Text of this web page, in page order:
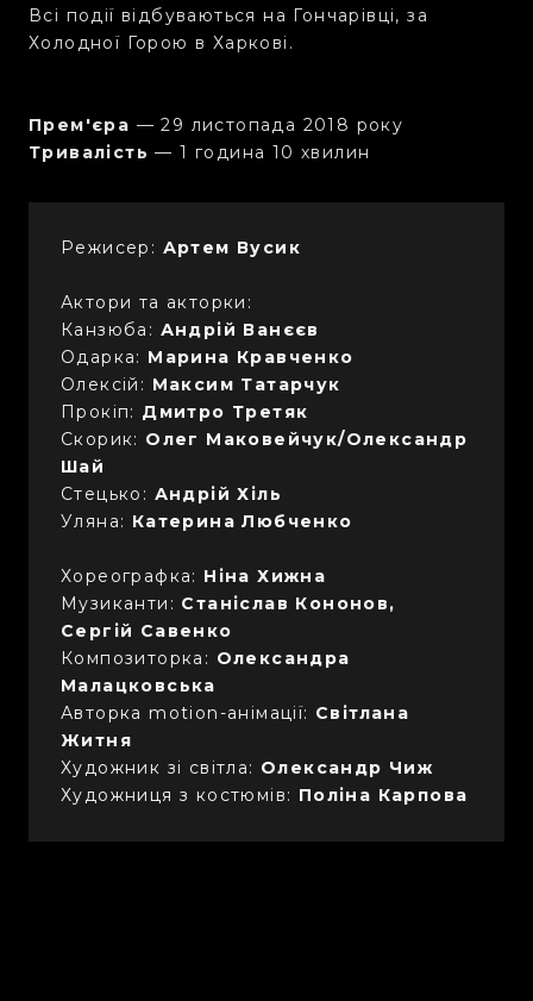
Всі події відбуваються на Гончарівці, за
Холодної Горою в Харкові.
Прем'єра — 29 листопада 2018 року
Тривалість— 1 година 10 хвилин
Режисер: Артем Вусик
Актори та акторки:
Канзюба: Андрій Ванєєв
Одарка: Марина Кравченко
Олексій: Максим Татарчук
Прокіп: Дмитро Третяк
Скорик: Олег Маковейчук/Олександр
Шай
Стецько: Андрій Хіль
Уляна: Катерина Любченко
Хореографка: Ніна Хижна
Музиканти: Станіслав Кононов,
Сергій Савенко
Композиторка: Олександра
Малацковська
Авторка motion-анімації: Світлана
Житня
Художник зі світла: Олександр Чиж
Художниця з костюмів: Поліна Карпова